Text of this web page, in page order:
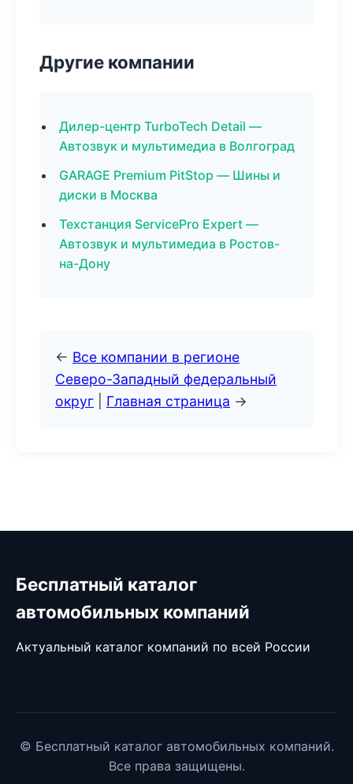
Другие компании
Дилер-центр TurboTech Detail —
Автозвук и мультимедиа в Волгоград
GARAGE Premium PitStop — Шины и
диски в Москва
Техстанция ServicePro Expert —
Автозвук и мультимедиа в Ростов-
на-Дону
← Все компании в регионе
Северо-Западный федеральный
округ
Главная страница →
Бесплатный каталог
автомобильных компаний
Актуальный каталог компаний по всей России
© Бесплатный каталог автомобильных компаний.
Все права защищены.